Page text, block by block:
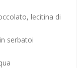
lecitina di
in serbatoi